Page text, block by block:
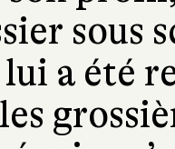
sous
a été